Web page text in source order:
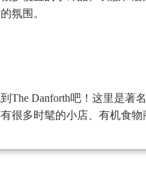
氛围。
The Danforth吧！这里是著
很多时髦的小店、有机食物